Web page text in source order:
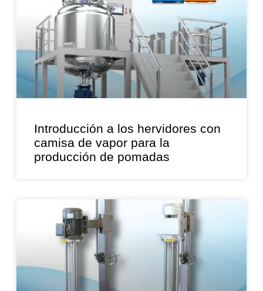
Introducción a los hervidores con
camisa de vapor para la
producción de pomadas